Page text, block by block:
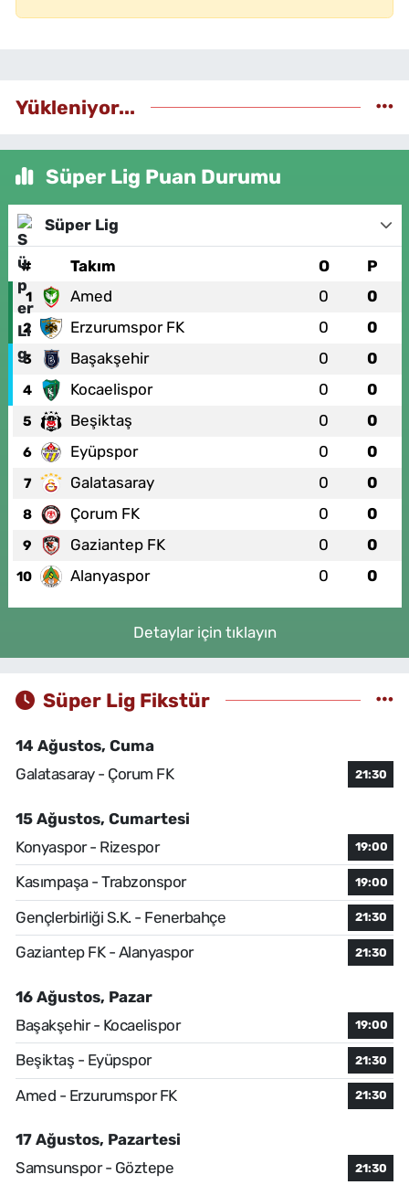
Yükleniyor...
Süper Lig Puan Durumu
Süper Lig
# Takım O P
1 Amed 0 0
2 Erzurumspor FK 0 0
3 Başakşehir 0 0
4 Kocaelispor 0 0
5 Beşiktaş 0 0
6 Eyüpspor 0 0
7 Galatasaray 0 0
8 Çorum FK 0 0
9 Gaziantep FK 0 0
10 Alanyaspor 0 0
Detaylar için tıklayın
Süper Lig Fikstür
14 Ağustos, Cuma
Galatasaray - Çorum FK
21:30
15 Ağustos, Cumartesi
Konyaspor - Rizespor
19:00
Kasımpaşa - Trabzonspor 19:00
Gençlerbirliği S.K. - Fenerbahçe 21:30
Gaziantep FK - Alanyaspor 21:30
16 Ağustos, Pazar
Başakşehir - Kocaelispor
19:00
Beşiktaş - Eyüpspor 21:30
Amed - Erzurumspor FK 21:30
17 Ağustos, Pazartesi
Samsunspor - Göztepe
21:30